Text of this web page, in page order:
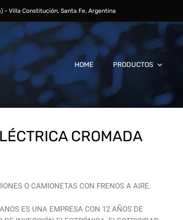
- Villa Constitución, Santa Fe, Argentina
HOME PRODUCTOS
CROMADA
O CAMIONETAS CON FRENOS A AIRE.
ES UNA EMPRESA CON 12 AÑOS DE